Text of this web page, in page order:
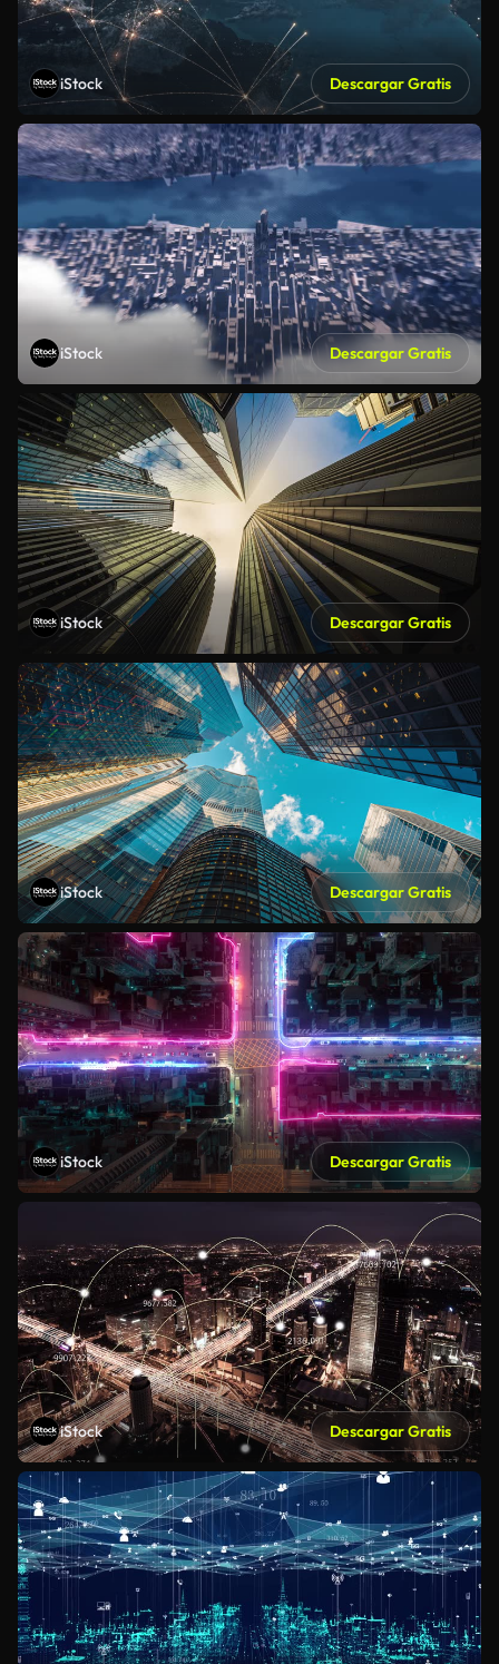
iStock Descargar Gratis
iStock Descargar Gratis
iStock Descargar Gratis
iStock Descargar Gratis
iStock Descargar Gratis
iStock Descargar Gratis